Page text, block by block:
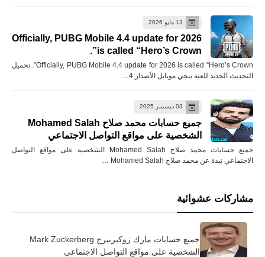
13 مايو 2026
Officially, PUBG Mobile 4.4 update for 2026
is called “Hero’s Crown”.
Officially, PUBG Mobile 4.4 update for 2026 is called “Hero’s Crown”. تحميل
التحديث الجديد للعبة ببجي موبايل الأصدار 4…
03 ديسمبر 2025
جميع حسابات محمد صلاح Mohamed Salah
الشخصية على مواقع التواصل الاجتماعي
جميع حسابات محمد صلاح Mohamed Salah الشخصية على مواقع التواصل
الاجتماعي نبذة عن محمد صلاح Mohamed Salah …
مشاركات عشوائية
جميع حسابات مارك زوكيربيرج Mark Zuckerberg
الشخصية على مواقع التواصل الاجتماعي